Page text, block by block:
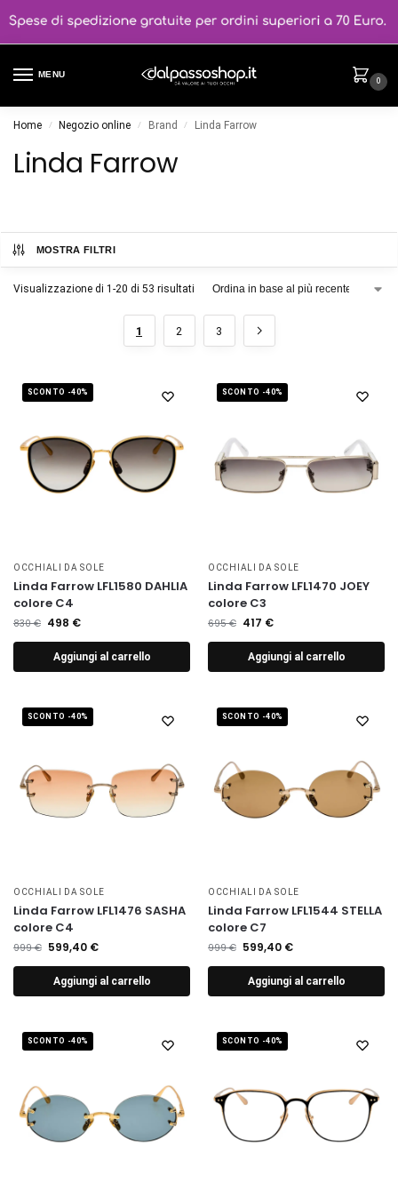
MENU
0
Home / Negozio online / Brand / Linda Farrow
Linda Farrow
MOSTRA FILTRI
Visualizzazione di 1-20 di 53 risultati
1 2 3
SCONTO -40%
OCCHIALI DA SOLE
Linda Farrow LFL1580 DAHLIA
colore C4
830€ 498 €
Aggiungi al carrello
SCONTO -40%
OCCHIALI DA SOLE
Linda Farrow LFL1470 JOEY
colore C3
695€ 417 €
Aggiungi al carrello
SCONTO -40%
OCCHIALI DA SOLE
Linda Farrow LFL1476 SASHA
colore C4
999€ 599,40 €
Aggiungi al carrello
SCONTO -40%
OCCHIALI DA SOLE
Linda Farrow LFL1544 STELLA
colore C7
999€ 599,40 €
Aggiungi al carrello
SCONTO -40% SCONTO -40%